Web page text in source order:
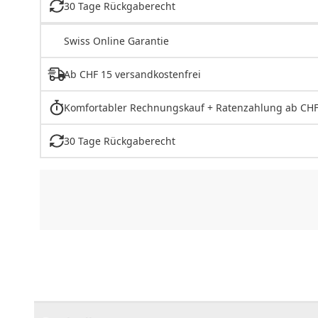
30 Tage Rückgaberecht
Swiss Online Garantie
Ab CHF 15 versandkostenfrei
Komfortabler Rechnungskauf + Ratenzahlung ab
30 Tage Rückgaberecht